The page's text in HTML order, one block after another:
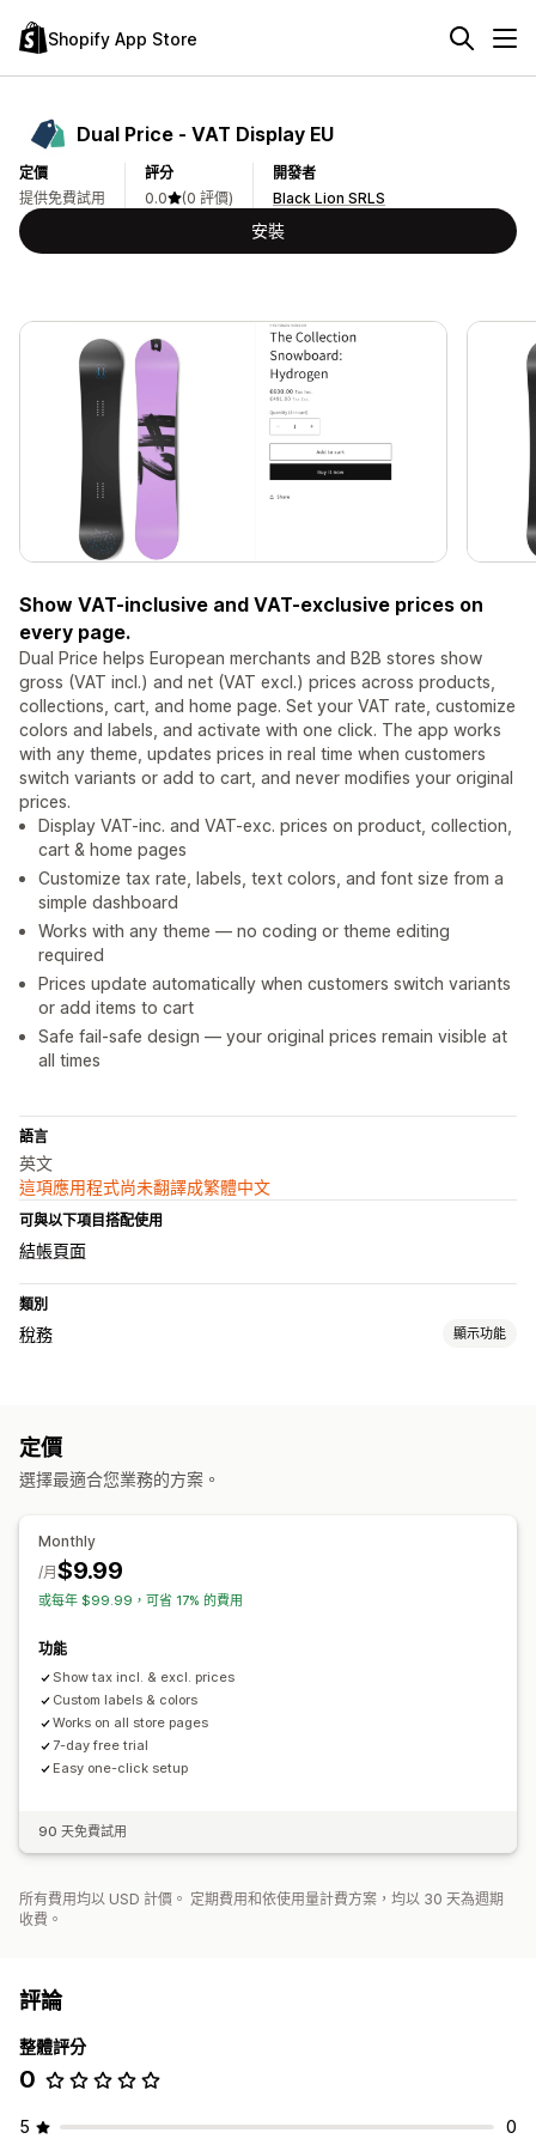
Shopify App Store
Dual Price ‑ VAT Display EU
定價
提供免費試用
評分
0.0
(0 評價)
開發者
Black Lion SRLS
安裝
Show VAT-inclusive and VAT-exclusive prices on
every page.
Dual Price helps European merchants and B2B stores show
gross (VAT incl.) and net (VAT excl.) prices across products,
collections, cart, and home page. Set your VAT rate, customize
colors and labels, and activate with one click. The app works
with any theme, updates prices in real time when customers
switch variants or add to cart, and never modifies your original
prices.
Display VAT-inc. and VAT-exc. prices on product, collection,
cart & home pages
Customize tax rate, labels, text colors, and font size from a
simple dashboard
Works with any theme — no coding or theme editing
required
Prices update automatically when customers switch variants
or add items to cart
Safe fail-safe design — your original prices remain visible at
all times
語言
英文
這項應用程式尚未翻譯成繁體中文
可與以下項目搭配使用
結帳頁面
類別
稅務 顯示功能
定價
選擇最適合您業務的方案。
Monthly
$9.99
/月
或每年 $99.99，可省 17% 的費用
功能
Show tax incl. & excl. prices
Custom labels & colors
Works on all store pages
7-day free trial
Easy one-click setup
90 天免費試用
所有費用均以 USD 計價。 定期費用和依使用量計費方案，均以 30 天為週期
收費。
評論
整體評分
0
5 0